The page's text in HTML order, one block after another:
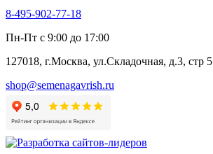
Алтей
Анис
Бессмертник
Валериана
Валерианелла
Гибискус лекарственный
Девясил
Душица
Змееголовник
8-495-902-77-18
Пн-Пт с 9:00 до 17:00
127018, г.Москва, ул.Складочная, д.3, стр 5
shop@semenagavrish.ru